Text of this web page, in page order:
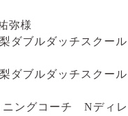
弥様
ダブルダッチスク
ダブルダッチスク
ングコーチ Nディ